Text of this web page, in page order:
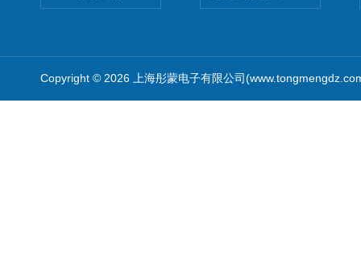
Copyright © 2026 上海彤蒙电子有限公司